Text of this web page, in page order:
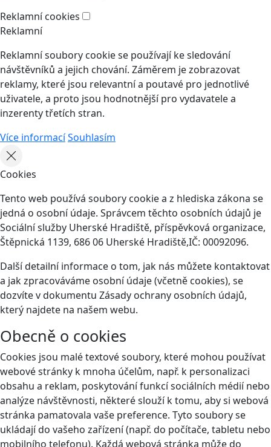
Reklamní cookies
Reklamní
Reklamní soubory cookie se používají ke sledování
návštěvníků a jejich chování. Záměrem je zobrazovat
reklamy, které jsou relevantní a poutavé pro jednotlivé
uživatele, a proto jsou hodnotnější pro vydavatele a
inzerenty třetích stran.
Více informacíSouhlasím
Cookies
Tento web používá soubory cookie a z hlediska zákona se
jedná o osobní údaje. Správcem těchto osobních údajů je
Sociální služby Uherské Hradiště, příspěvková organizace,
Štěpnická 1139, 686 06 Uherské Hradiště,IČ: 00092096.
Další detailní informace o tom, jak nás můžete kontaktovat
a jak zpracováváme osobní údaje (včetně cookies), se
dozvíte v dokumentu Zásady ochrany osobních údajů,
který najdete na našem webu.
Obecně o cookies
Cookies jsou malé textové soubory, které mohou používat
webové stránky k mnoha účelům, např. k personalizaci
obsahu a reklam, poskytování funkcí sociálních médií nebo
analýze návštěvnosti, některé slouží k tomu, aby si webová
stránka pamatovala vaše preference. Tyto soubory se
ukládají do vašeho zařízení (např. do počítače, tabletu nebo
mobilního telefonu). Každá webová stránka může do